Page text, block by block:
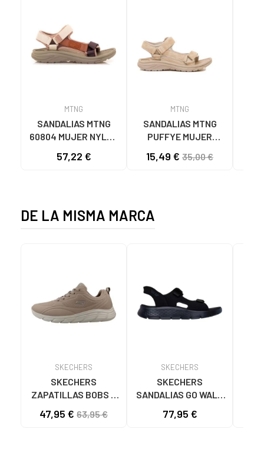
MTNG
SANDALIAS MTNG
60804 MUJER NYLON
TAUPE C59615 - -
57,22 €
MTNG
SANDALIAS MTNG
PUFFYE MUJER
C60056 C60056 -
15,49 € 35,00 €
DE LA MISMA MARCA
SKECHERS
SKECHERS
ZAPATILLAS BOBS B
TAN 117715
47,95 € 63,95 €
SKECHERS
SKECHERS
SANDALIAS GO WALK
NEGRAS NEGRO
77,95 €